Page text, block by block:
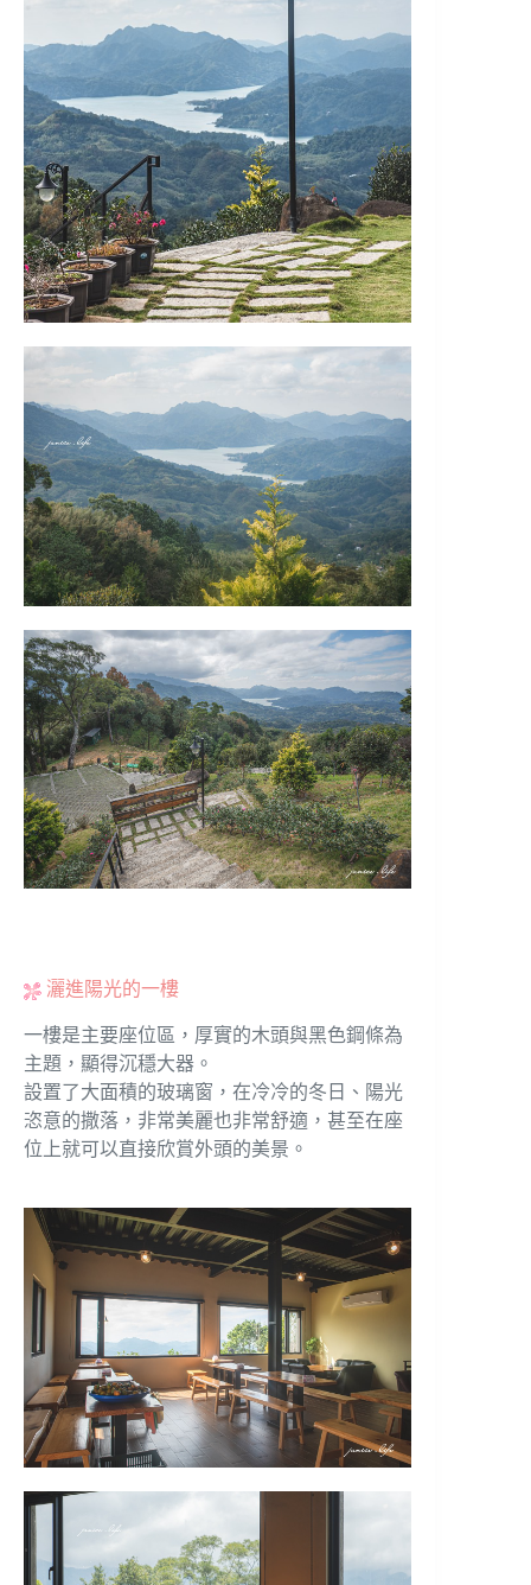
灑進陽光的一樓
一樓是主要座位區，厚實的木頭與黑色鋼條為
主題，顯得沉穩大器。
設置了大面積的玻璃窗，在冷冷的冬日、陽光
恣意的撒落，非常美麗也非常舒適，甚至在座
位上就可以直接欣賞外頭的美景。